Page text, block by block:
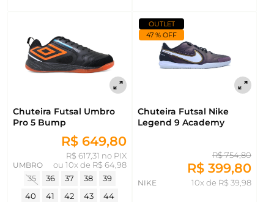
Chuteira Futsal Umbro
Pro 5 Bump
R$ 649,80
R$ 617,31 no PIX
ou 10x de R$ 64,98
UMBRO
35
36 37 38
39
40
41 42 43
44
OUTLET
47 % OFF
Chuteira Futsal Nike
Legend 9 Academy
R$ 754,80
R$ 399,80
10x de R$ 39,98
NIKE